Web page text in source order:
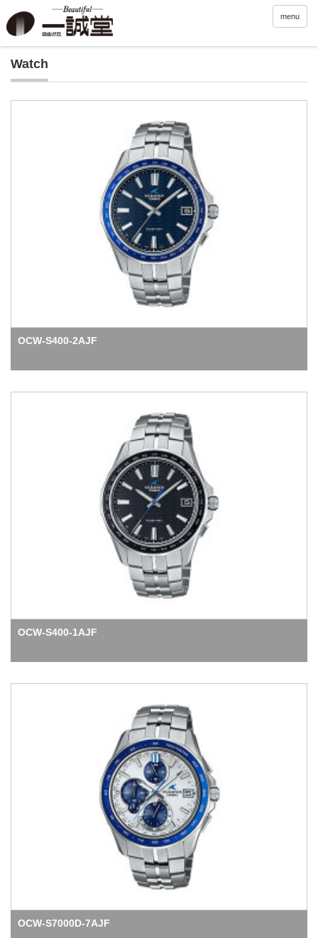
menu
Watch
OCW-S400-2AJF
OCW-S400-1AJF
OCW-S7000D-7AJF